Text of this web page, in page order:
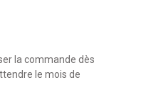
la commande dès
le mois de